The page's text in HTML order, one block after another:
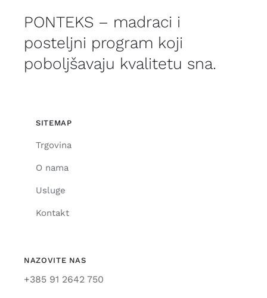
PONTEKS – madraci i
posteljni program koji
poboljšavaju kvalitetu sna.
SITEMAP
Trgovina
O nama
Usluge
Kontakt
NAZOVITE NAS
+385 91 2642 750